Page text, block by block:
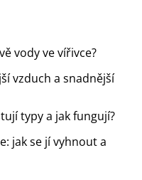
vody ve vířivce?
vzduch a snadnější
typy a jak fungují?
jak se jí vyhnout a